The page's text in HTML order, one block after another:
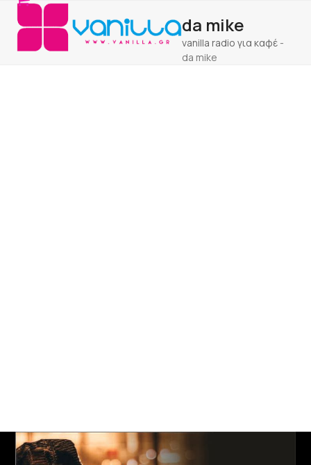
Skip
content
Open
mobile
menu
Close
mobile
menu
da mike
vanilla radio για καφέ -
da mike